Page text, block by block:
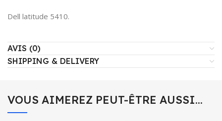
Dell latitude 5410.
AVIS (0)
SHIPPING & DELIVERY
VOUS AIMEREZ PEUT-ÊTRE AUSSI…